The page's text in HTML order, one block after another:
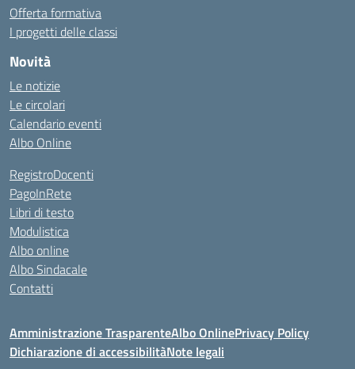
Offerta formativa
I progetti delle classi
Novità
Le notizie
Le circolari
Calendario eventi
Albo Online
RegistroDocenti
PagoInRete
Libri di testo
Modulistica
Albo online
Albo Sindacale
Contatti
Amministrazione TrasparenteAlbo OnlinePrivacy Policy
Dichiarazione di accessibilitàNote legali